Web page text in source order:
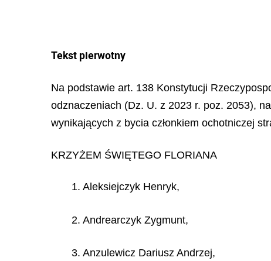
Tekst pierwotny
Na podstawie art. 138 Konstytucji
odznaczeniach (Dz. U. z 2023 r. poz. 2053),
wynikających z bycia członkiem ochotniczej
KRZYŻEM ŚWIĘTEGO FLORIANA
1. Aleksiejczyk Henryk,
2. Andrearczyk Zygmunt,
3. Anzulewicz Dariusz Andrzej,